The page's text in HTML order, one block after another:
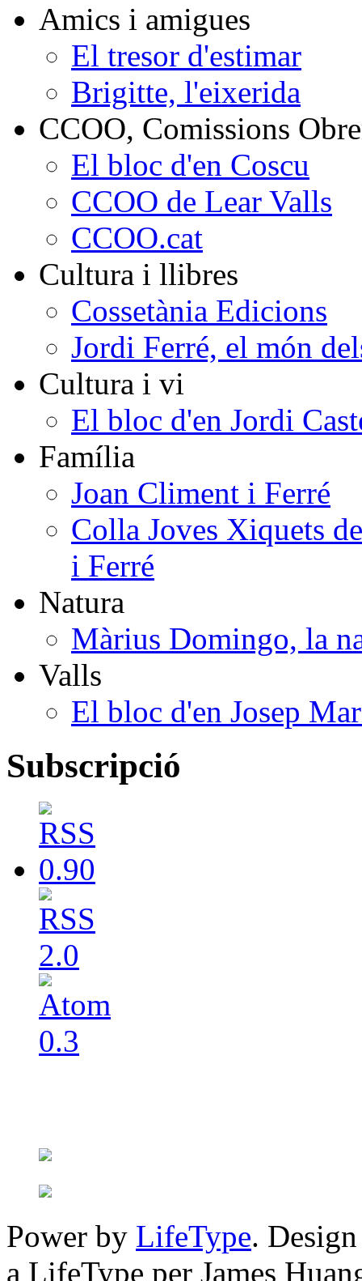
Amics i amigues
El tresor d'estimar
Brigitte, l'eixerida
CCOO, Comissions
El bloc d'en Coscu
CCOO de Lear Valls
CCOO.cat
Cultura i llibres
Cossetània Edicions
Jordi Ferré, el món
Cultura i vi
El bloc d'en Jordi
Família
Joan Climent i Ferré
Colla Joves Xiquets
i Ferré
Natura
Màrius Domingo, la
Valls
El bloc d'en Josep
Subscripció
Power by LifeType.
a LifeType per James